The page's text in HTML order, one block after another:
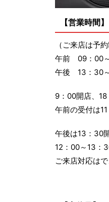
【営業時間】
（ご来店は予
午前 09：00～
午後 13：30
9：00開店、18
午前の受付は11
午後は13：30
12：00～13：
ご来店対応はで